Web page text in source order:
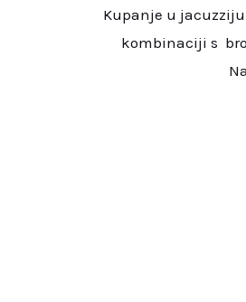
Kupanje u
kombinaciji s